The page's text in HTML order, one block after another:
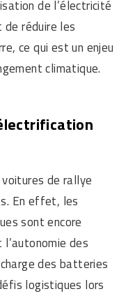
de l’électricité
de réduire les
ce qui est un enjeu
climatique.
de rallye
En effet, les
sont encore
des
des batteries
logistiques lors